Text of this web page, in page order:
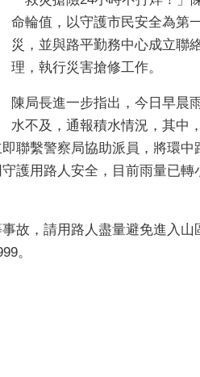
命輪值，以守護市民安全為第
災，並與路平勤務中心成立聯
理，執行災害搶修工作。
陳局長進一步指出，今日早晨
水不及，通報積水情況，其中
聯繫警察局協助派員，將環
護用路人安全，目前雨量已
故，請用路人盡量避免進入